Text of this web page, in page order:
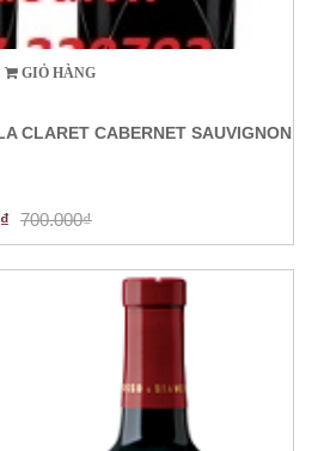
GIỎ HÀNG
CLARET CABERNET SAUVIGNON
700.000₫